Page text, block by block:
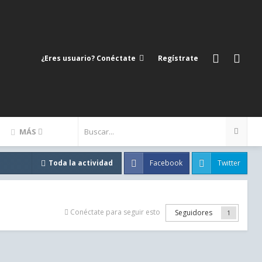
¿Eres usuario? Conéctate Regístrate
MÁS
Toda la actividad Facebook Twitter
Conéctate para seguir esto Seguidores 1